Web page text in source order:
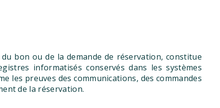
bon ou de la demande de réservation, constitue
informatisés conservés dans les systèmes
les preuves des communications, des commandes
de la réservation.